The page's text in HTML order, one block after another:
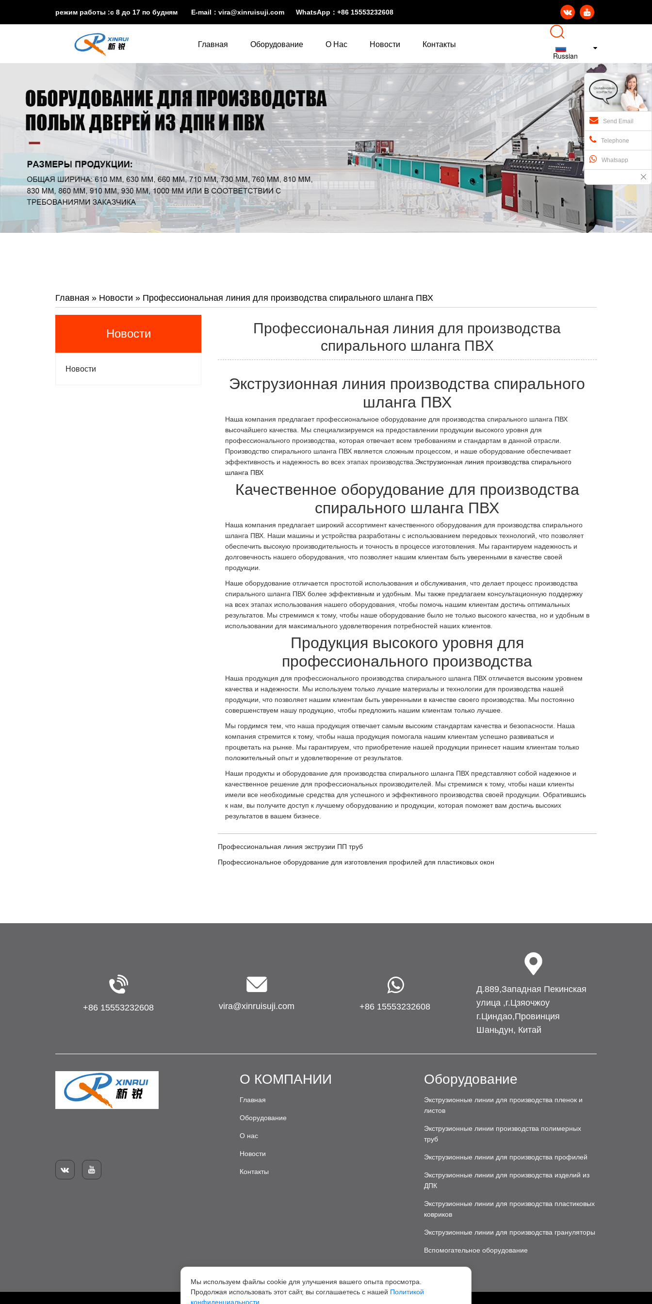
режим работы :с 8 до 17 по будням E-mail： vira@xinruisuji.com WhatsApp： +86 15553232608  
Главная Оборудование О Нас Новости Контакты
Russian
Главная » Новости » Профессиональная линия для производства спирального шланга ПВХ
Новости
Новости
Профессиональная линия для производства
спирального шланга ПВХ
Экструзионная линия производства спирального
шланга ПВХ
Наша компания предлагает профессиональное оборудование для производства спирального шланга ПВХ
высочайшего качества. Мы специализируемся на предоставлении продукции высокого уровня для
профессионального производства, которая отвечает всем требованиям и стандартам в данной отрасли.
Производство спирального шланга ПВХ является сложным процессом, и наше оборудование обеспечивает
эффективность и надежность во всех этапах производства. Экструзионная линия производства спирального
шланга ПВХ
Качественное оборудование для производства
спирального шланга ПВХ
Наша компания предлагает широкий ассортимент качественного оборудования для производства спирального
шланга ПВХ. Наши машины и устройства разработаны с использованием передовых технологий, что позволяет
обеспечить высокую производительность и точность в процессе изготовления. Мы гарантируем надежность и
долговечность нашего оборудования, что позволяет нашим клиентам быть уверенными в качестве своей
продукции.
Наше оборудование отличается простотой использования и обслуживания, что делает процесс производства
спирального шланга ПВХ более эффективным и удобным. Мы также предлагаем консультационную поддержку
на всех этапах использования нашего оборудования, чтобы помочь нашим клиентам достичь оптимальных
результатов. Мы стремимся к тому, чтобы наше оборудование было не только высокого качества, но и удобным в
использовании для максимального удовлетворения потребностей наших клиентов.
Продукция высокого уровня для
профессионального производства
Наша продукция для профессионального производства спирального шланга ПВХ отличается высоким уровнем
качества и надежности. Мы используем только лучшие материалы и технологии для производства нашей
продукции, что позволяет нашим клиентам быть уверенными в качестве своего производства. Мы постоянно
совершенствуем нашу продукцию, чтобы предложить нашим клиентам только лучшее.
Мы гордимся тем, что наша продукция отвечает самым высоким стандартам качества и безопасности. Наша
компания стремится к тому, чтобы наша продукция помогала нашим клиентам успешно развиваться и
процветать на рынке. Мы гарантируем, что приобретение нашей продукции принесет нашим клиентам только
положительный опыт и удовлетворение от результатов.
Наши продукты и оборудование для производства спирального шланга ПВХ представляют собой надежное и
качественное решение для профессиональных производителей. Мы стремимся к тому, чтобы наши клиенты
имели все необходимые средства для успешного и эффективного производства своей продукции. Обратившись
к нам, вы получите доступ к лучшему оборудованию и продукции, которая поможет вам достичь высоких
результатов в вашем бизнесе.
Профессиональная линия экструзии ПП труб
Профессиональное оборудование для изготовления профилей для пластиковых окон
+86 15553232608 vira@xinruisuji.com +86 15553232608
Д.889,Западная Пекинская
улица ,г.Цзяочжоу
г.Циндао,Провинция
Шаньдун, Китай
 
О КОМПАНИИ
Главная
Оборудование
О нас
Новости
Контакты
Оборудование
Экструзионные линии для производства пленок и
листов
Экструзионные линии производства полимерных
труб
Экструзионные линии для производства профилей
Экструзионные линии для производства изделий из
ДПК
Экструзионные линии для производства пластиковых
ковриков
Экструзионные линии для производства грануляторы
Вспомогательное оборудование
Send Email
Telephone
Whatsapp
Мы используем файлы cookie для улучшения вашего опыта просмотра.
Продолжая использовать этот сайт, вы соглашаетесь с нашей Политикой
конфиденциальности.